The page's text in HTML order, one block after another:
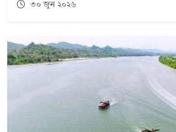
৩০ জুন ২০২৬